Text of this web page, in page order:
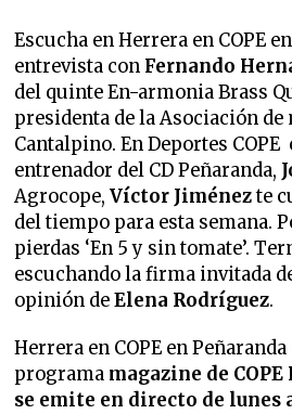
Escucha en Herrera en COPE
entrevista con Fernando
del quinte En-armonia Brass
presidenta de la Asociación de
Cantalpino. En Deportes
entrenador del CD Peñaranda,
Agrocope,Víctor Jiménezte
del tiempo para esta semana.
pierdas ‘En 5 y sin tomate’.
escuchando la firma invitada
opinión deElena Rodríguez.
Herrera en COPE en Peñaranda
programa magazine de COPE
se emite en directo de lunes